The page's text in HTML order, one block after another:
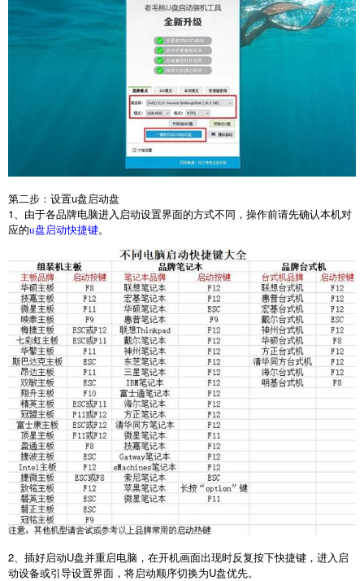
第二步：设置u盘启动盘
1、由于各品牌电脑进入启动设置界面的方式不同，操作前请先确认本机对
应的u盘启动快捷键。
2、插好启动U盘并重启电脑，在开机画面出现时反复按下快捷键，进入启
动设备或引导设置界面，将启动顺序切换为U盘优先。